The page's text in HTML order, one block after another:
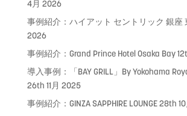
4月 2026
事例紹介：ハイアット セントリック 銀座
2026
事例紹介：Grand Prince Hotel Osaka Bay
導入事例：「BAY GRILL」By Yokohama
26th 11月 2025
事例紹介：GINZA SAPPHIRE LOUNGE28th